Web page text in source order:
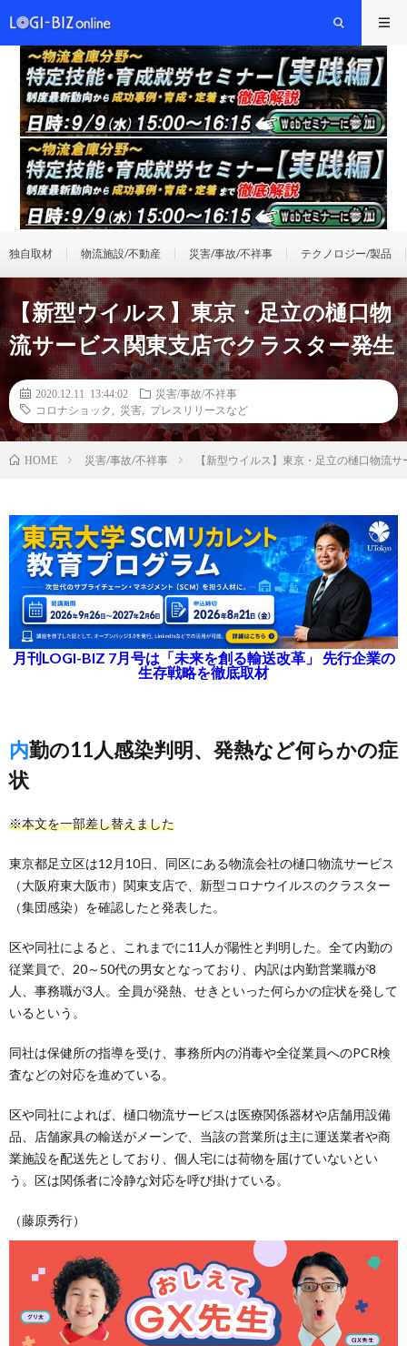
独自取材 物流施設/不動産 災害/事故/不祥事 テクノロジー/製品
【新型ウイルス】東京・足立の樋口物
流サービス関東支店でクラスター発生
2020.12.11 13:44:02
災害/事故/不祥事
コロナショック
災害 プレスリリースなど
HOME 災害/事故/不祥事 【新型ウイルス】東京・足立の樋口物流
月刊LOGI-BIZ 7月号は「未来を創る輸送改革」 先行企業の
生存戦略を徹底取材
内勤の11人感染判明、発熱など何らかの症
状
※本文を一部差し替えました
東京都足立区は12月10日、同区にある物流会社の樋口物流サービス
（大阪府東大阪市）関東支店で、新型コロナウイルスのクラスター
（集団感染）を確認したと発表した。
区や同社によると、これまでに11人が陽性と判明した。全て内勤の
従業員で、20～50代の男女となっており、内訳は内勤営業職が8
人、事務職が3人。全員が発熱、せきといった何らかの症状を発して
いるという。
同社は保健所の指導を受け、事務所内の消毒や全従業員へのPCR検
査などの対応を進めている。
区や同社によれば、樋口物流サービスは医療関係器材や店舗用設備
品、店舗家具の輸送がメーンで、当該の営業所は主に運送業者や商
業施設を配送先としており、個人宅には荷物を届けていないとい
う。区は関係者に冷静な対応を呼び掛けている。
（藤原秀行）